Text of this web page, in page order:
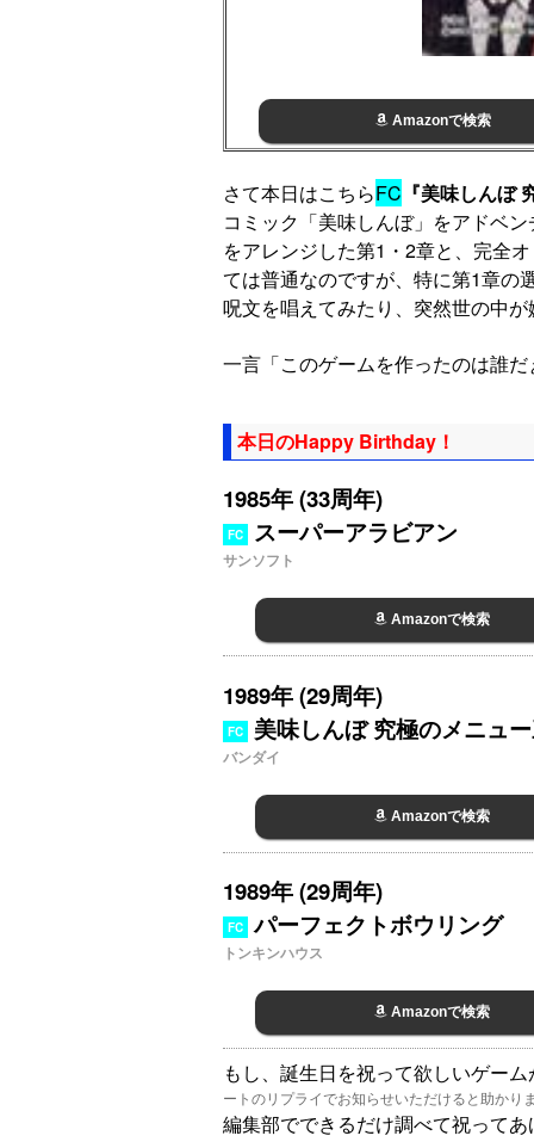
Amazonで検索
さて本日はこちらFC 『美味しんぼ
コミック「美味しんぼ」をアドベ
をアレンジした第1・2章と、完全
ては普通なのですが、特に第1章の
呪文を唱えてみたり、突然世の中
一言「このゲームを作ったのは誰
本日のHappy Birthday！
1985年 (33周年)
FC スーパーアラビアン
サンソフト
Amazonで検索
1989年 (29周年)
FC 美味しんぼ 究極のメニュ
バンダイ
Amazonで検索
1989年 (29周年)
FC パーフェクトボウリング
トンキンハウス
Amazonで検索
もし、誕生日を祝って欲しいゲー
ートのリプライでお知らせいただけると助かり
編集部でできるだけ調べて祝って